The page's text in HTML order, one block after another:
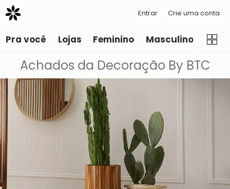
Entrar Crie uma conta
Pra você Lojas Feminino Masculino
Achados da Decoração By BTC